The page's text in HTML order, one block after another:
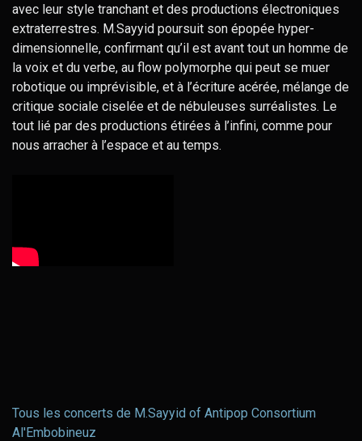
avec leur style tranchant et des productions électroniques
extraterrestres. M.Sayyid poursuit son épopée hyper-
dimensionnelle, confirmant qu’il est avant tout un homme de
la voix et du verbe, au flow polymorphe qui peut se muer
robotique ou imprévisible, et à l’écriture acérée, mélange de
critique sociale ciselée et de nébuleuses surréalistes. Le
tout lié par des productions étirées à l’infini, comme pour
nous arracher à l’espace et au temps.
Tous les concerts de M.Sayyid of Antipop Consortium
Al'Embobineuz